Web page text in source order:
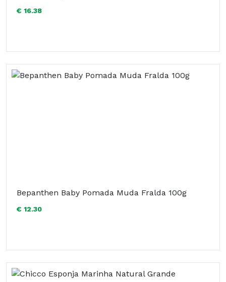
€ 16.38
Bepanthen Baby Pomada Muda Fralda 100g
€ 12.30